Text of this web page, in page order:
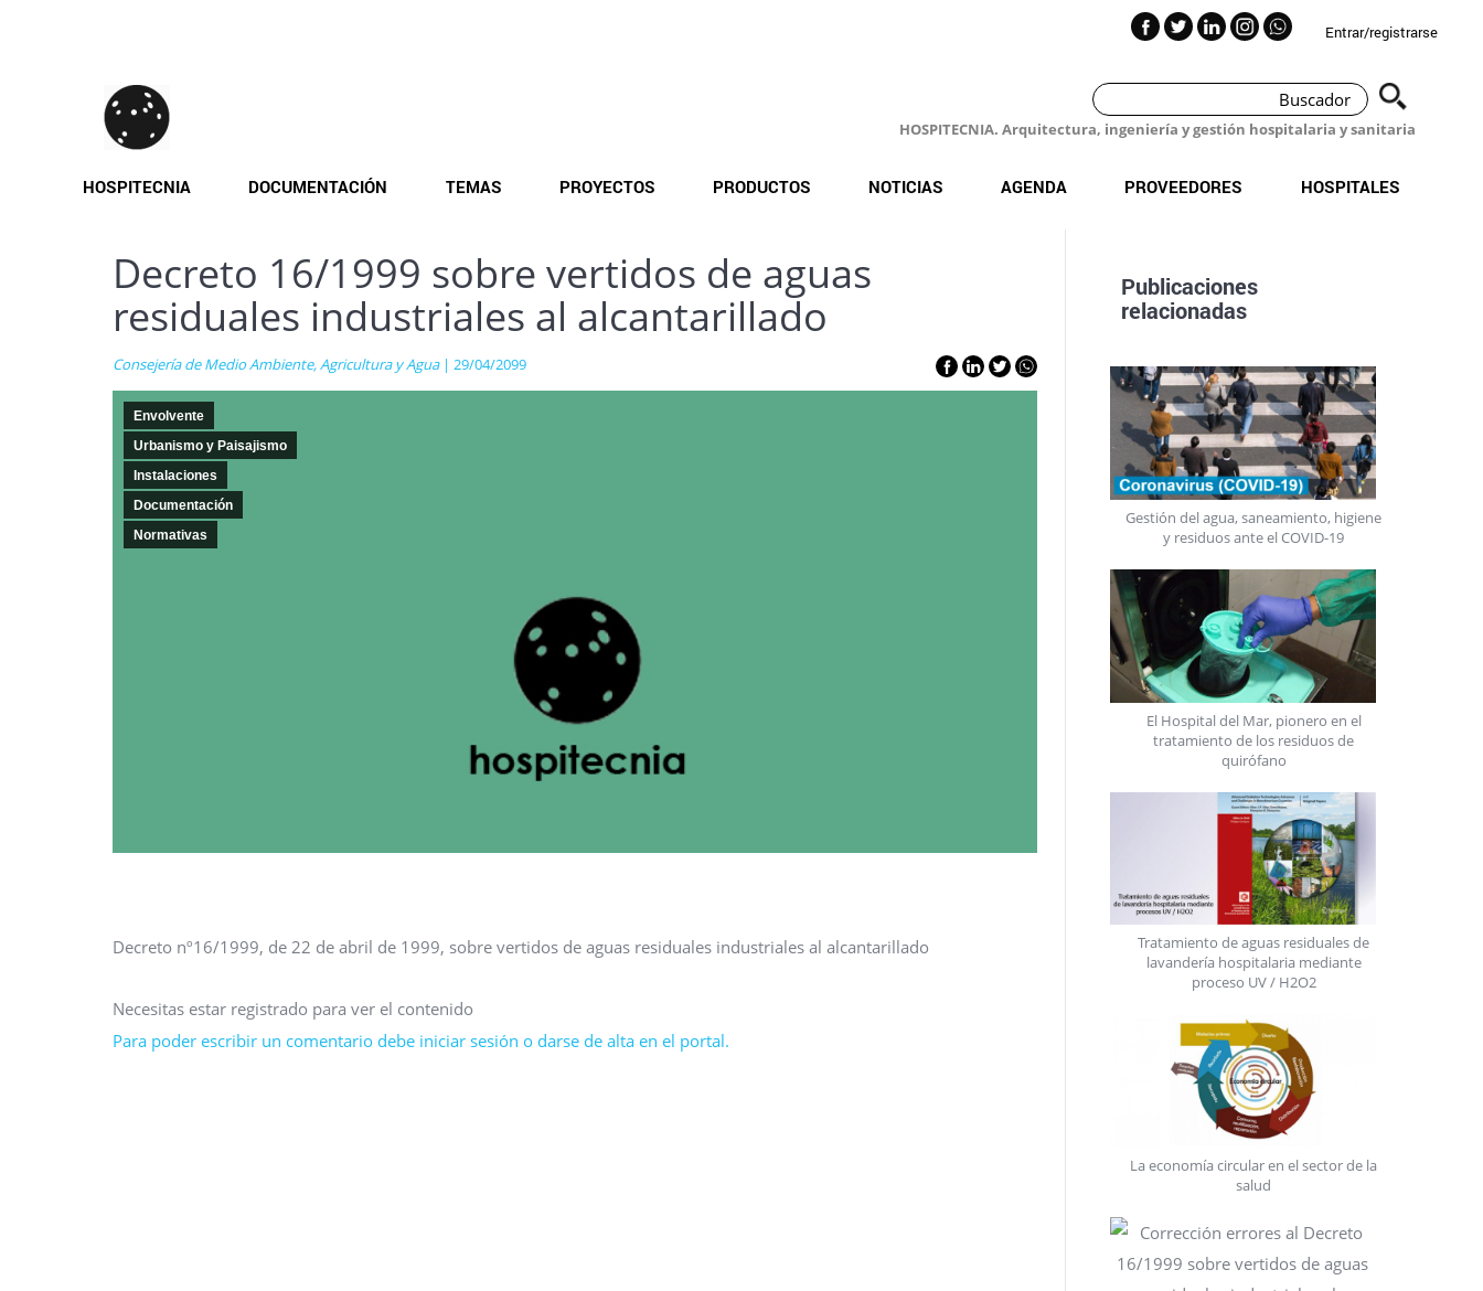
Entrar/registrarse
HOSPITECNIA. Arquitectura, ingeniería y gestión hospitalaria y sanitaria
HOSPITECNIA DOCUMENTACIÓN TEMAS PROYECTOS PRODUCTOS NOTICIAS AGENDA PROVEEDORES HOSPITALES
Decreto 16/1999 sobre vertidos de aguas
residuales industriales al alcantarillado
Consejería de Medio Ambiente, Agricultura y Agua| 29/04/2099
Envolvente
Urbanismo y Paisajismo
Instalaciones
Documentación
Normativas
Decreto nº16/1999, de 22 de abril de 1999, sobre vertidos de aguas residuales industriales al alcantarillado
Necesitas estar registrado para ver el contenido
Para poder escribir un comentario debe iniciar sesión o darse de alta en el portal.
Publicaciones
relacionadas
Gestión del agua, saneamiento, higiene
y residuos ante el COVID-19
El Hospital del Mar, pionero en el
tratamiento de los residuos de
quirófano
Tratamiento de aguas residuales de
lavandería hospitalaria mediante
proceso UV / H2O2
La economía circular en el sector de la
salud